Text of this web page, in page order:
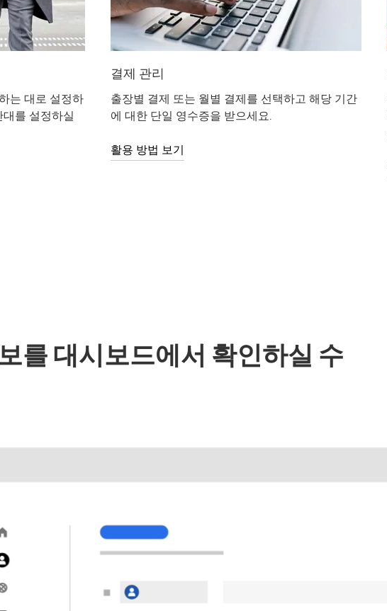
는 대로 설정하
를 설정하실
결제 관리
출장별 결제 또는 월별 결제를 선택하고 해당 기간
에 대한 단일 영수증을 받으세요.
활용 방법 보기
를 대시보드에서 확인하실 수